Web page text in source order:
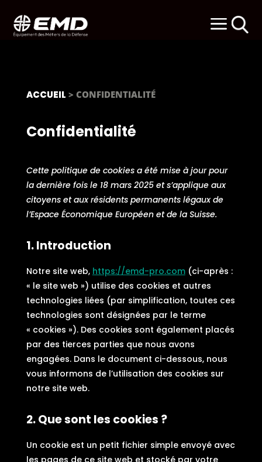
a
ACCUEIL > CONFIDENTIALITÉ
Confidentialité
Cette politique de cookies a été mise à jour pour
la dernière fois le 18 mars 2025 et s’applique aux
citoyens et aux résidents permanents légaux de
l’Espace Économique Européen et de la Suisse.
1. Introduction
Notre site web, https://emd-pro.com(ci-après :
« le site web ») utilise des cookies et autres
technologies liées (par simplification, toutes ces
technologies sont désignées par le terme
« cookies »). Des cookies sont également placés
par des tierces parties que nous avons
engagées. Dans le document ci-dessous, nous
vous informons de l’utilisation des cookies sur
notre site web.
2. Que sont les cookies ?
Un cookie est un petit fichier simple envoyé avec
les pages de ce site web et stocké par votre